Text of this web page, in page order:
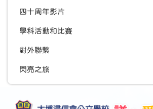
四十周年影片
學科活動和比賽
對外聯繫
閃亮之旅